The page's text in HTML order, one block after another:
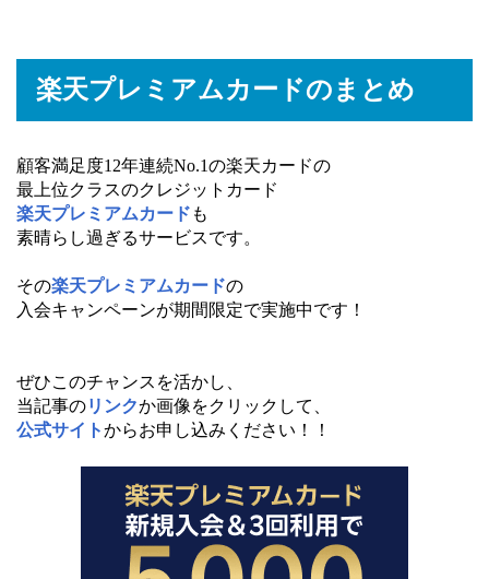
楽天プレミアムカードのまとめ
顧客満足度12年連続No.1の楽天カードの
最上位クラスのクレジットカード
楽天プレミアムカード も
素晴らし過ぎるサービスです。
その楽天プレミアムカードの
入会キャンペーンが期間限定で実施中です！
ぜひこのチャンスを活かし、
当記事のリンクか画像をクリックして、
公式サイトからお申し込みください！！